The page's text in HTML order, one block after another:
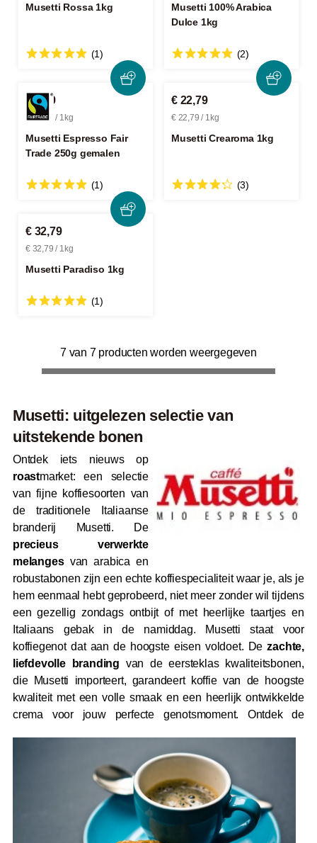
Musetti Rossa 1kg
(1)
Musetti 100% Arabica
Dulce 1kg
(2)
€ 7,39
€ 29,56 / 1kg
Musetti Espresso Fair
Trade 250g gemalen
(1)
€ 22,79
€ 22,79 / 1kg
Musetti Crearoma 1kg
(3)
€ 32,79
€ 32,79 / 1kg
Musetti Paradiso 1kg
(1)
7 van 7 producten worden weergegeven
Musetti: uitgelezen selectie van
uitstekende bonen
Ontdek iets nieuws op
roastmarket: een selectie
van fijne koffiesoorten van
de traditionele Italiaanse
branderij Musetti. De
precieus verwerkte
melangesvan arabica en
robustabonen zijn een echte koffiespecialiteit waar je, als je
hem eenmaal hebt geprobeerd, niet meer zonder wil tijdens
een gezellig zondags ontbijt of met heerlijke taartjes en
Italiaans gebak in de namiddag. Musetti staat voor
koffiegenot dat aan de hoogste eisen voldoet. Dezachte,
liefdevolle branding van de eersteklas kwaliteitsbonen,
die Musetti importeert, garandeert koffie van de hoogste
kwaliteit met een volle smaak en een heerlijk ontwikkelde
crema voor jouw perfecte genotsmoment. Ontdek de